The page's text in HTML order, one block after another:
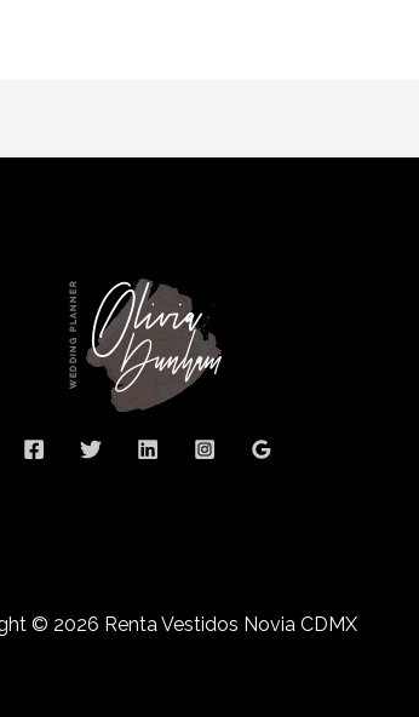
© 2026 Renta Vestidos Novia CDMX